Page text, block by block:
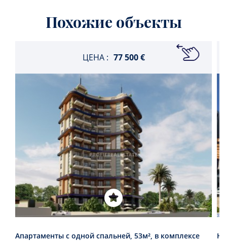
Похожие объекты
ЦЕНА : 77 500 €
Апартаменты с одной спальней, 53м², в комплексе